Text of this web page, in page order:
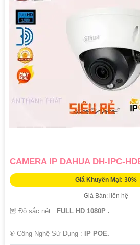
CAMERA IP DAHUA DH-IPC-
Giá Khuyến Mại: 30%
Giá Bán: liên hệ
🦉 Độ sắc nét : FULL HD 1080P .
®️ Công Nghệ Sử Dụng : IP POE.